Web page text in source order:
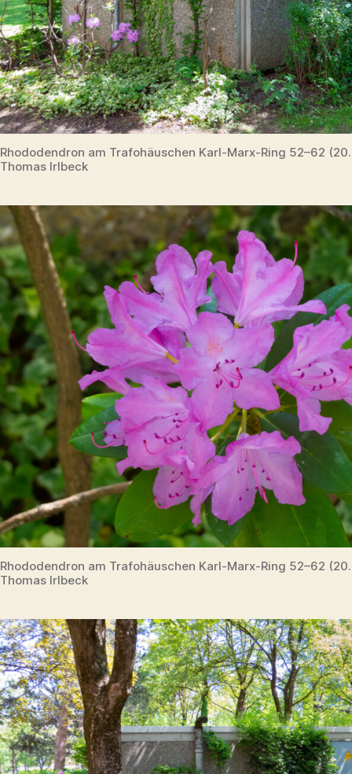
Rhododendron am Trafohäuschen Karl-Marx-Ring 52–62
Thomas Irlbeck
Rhododendron am Trafohäuschen Karl-Marx-Ring 52–62
Thomas Irlbeck